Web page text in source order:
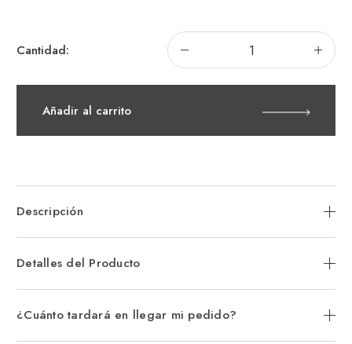
Cantidad: Disminuir
la
cantidad
de
Blue
la
de
Añadir al carrito
Descripción
Detalles del Producto
¿Cuánto tardará en llegar mi pedido?